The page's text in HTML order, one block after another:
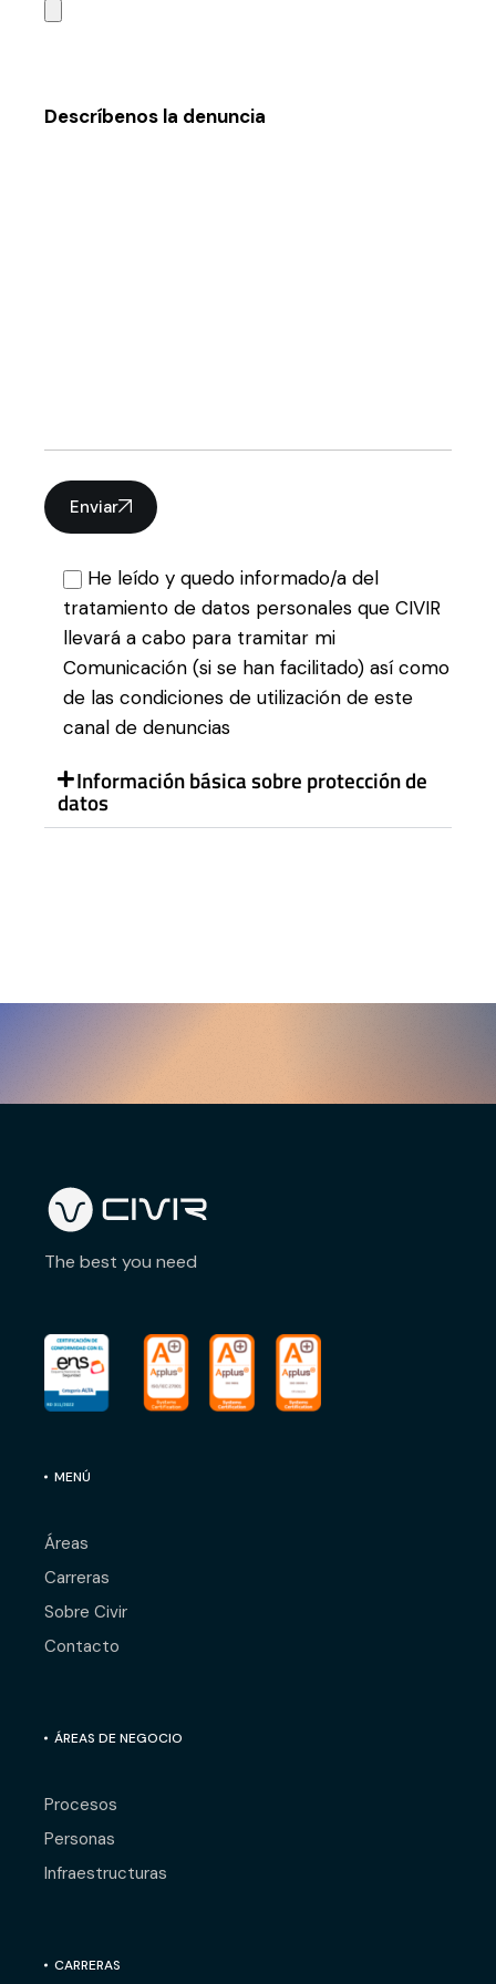
Descríbenos la denuncia
Enviar
He leído y quedo informado/a del
tratamiento de datos personales que CIVIR
llevará a cabo para tramitar mi
Comunicación (si se han facilitado) así como
de las condiciones de utilización de este
canal de denuncias
Información básica sobre protección de
datos
The best you need
MENÚ
Áreas
Carreras
Sobre Civir
Contacto
ÁREAS DE NEGOCIO
Procesos
Personas
Infraestructuras
CARRERAS